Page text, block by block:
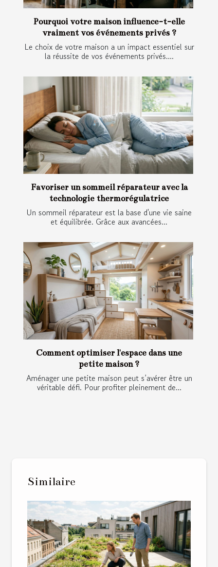
Pourquoi votre maison influence-t-elle
vraiment vos événements privés ?
Le choix de votre maison a un impact essentiel sur
la réussite de vos événements privés....
Favoriser un sommeil réparateur avec la
technologie thermorégulatrice
Un sommeil réparateur est la base d'une vie saine
et équilibrée. Grâce aux avancées...
Comment optimiser l'espace dans une
petite maison ?
Aménager une petite maison peut s’avérer être un
véritable défi. Pour profiter pleinement de...
Similaire